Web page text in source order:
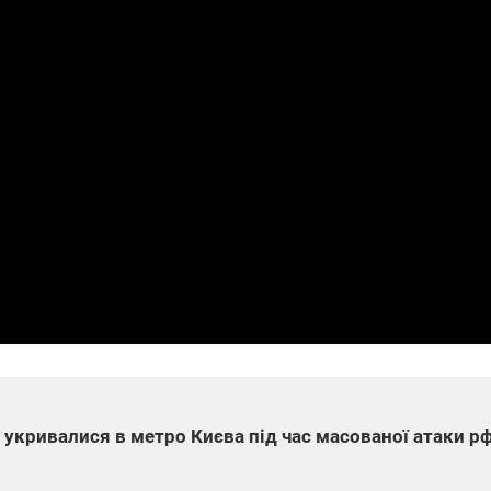
в метро Києва під час масованої атаки